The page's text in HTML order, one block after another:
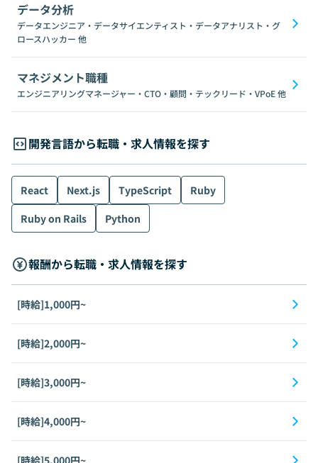
データ分析
データエンジニア・データサイエンティスト・データアナリスト・グ
ロースハッカー 他
マネジメント職種
エンジニアリングマネージャー・CTO・顧問・テックリード・VPoE他
開発言語から転職・求人情報を探す
React Next.js TypeScript
Ruby
Ruby on Rails
Python
報酬から転職・求人情報を探す
[時給]1,000円~
[時給]2,000円~
[時給]3,000円~
[時給]4,000円~